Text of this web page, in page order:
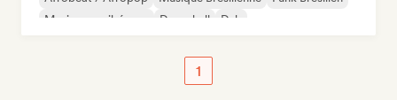
Musique caribéenne
Dancehall Dub
1